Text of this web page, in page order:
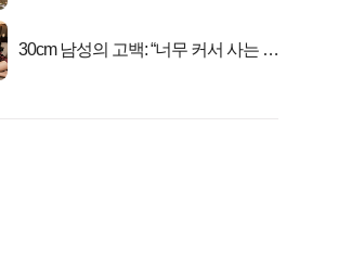
30cm 남성의 고백: “너무 커서 사는 게